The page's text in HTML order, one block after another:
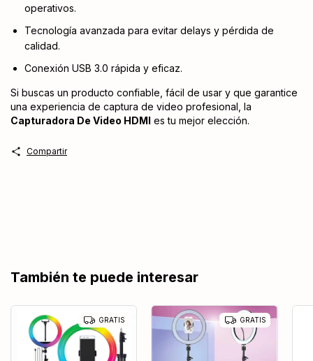
operativos.
Tecnología avanzada para evitar delays y pérdida de
calidad.
Conexión USB 3.0 rápida y eficaz.
Si buscas un producto confiable, fácil de usar y que garantice
una experiencia de captura de video profesional, la
Capturadora De Video HDMI es tu mejor elección.
Compartir
También te puede interesar
GRATIS GRATIS